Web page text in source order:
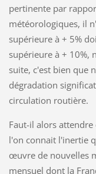
pertinente par
météorologiques, il
supérieure à + 5%
supérieure à + 10%,
suite, c'est bien que
dégradation
circulation routière.
Faut-il alors
l'on connait l'inertie
œuvre de nouvelles
mensuel dont la